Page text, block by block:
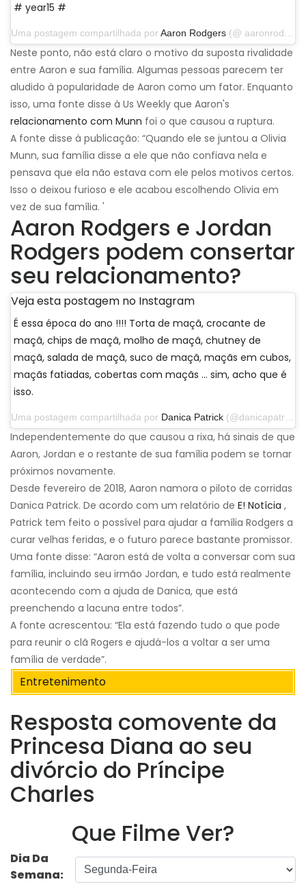
# year15 #
Uma postagem compartilhada por Aaron Rodgers (@ aaronrodgers12) em 4 de setembro de 2019 às 17:14 PDT
Neste ponto, não está claro o motivo da suposta rivalidade
entre Aaron e sua família. Algumas pessoas parecem ter
aludido à popularidade de Aaron como um fator. Enquanto
isso, uma fonte disse à Us Weekly que Aaron's
relacionamento com Munn foi o que causou a ruptura.
A fonte disse à publicação: “Quando ele se juntou a Olivia
Munn, sua família disse a ele que não confiava nela e
pensava que ela não estava com ele pelos motivos certos.
Isso o deixou furioso e ele acabou escolhendo Olivia em
vez de sua família. '
Aaron Rodgers e Jordan
Rodgers podem consertar
seu relacionamento?
Veja esta postagem no Instagram
É essa época do ano !!!! Torta de maçã, crocante de
maçã, chips de maçã, molho de maçã, chutney de
maçã, salada de maçã, suco de maçã, maçãs em cubos,
maçãs fatiadas, cobertas com maçãs ... sim, acho que é
isso.
Uma postagem compartilhada por Danica Patrick (@danicapatrick) em 29 de setembro de 2019 às 14h31 PDT
Independentemente do que causou a rixa, há sinais de que
Aaron, Jordan e o restante de sua família podem se tornar
próximos novamente.
Desde fevereiro de 2018, Aaron namora o piloto de corridas
Danica Patrick. De acordo com um relatório de E! Notícia ,
Patrick tem feito o possível para ajudar a família Rodgers a
curar velhas feridas, e o futuro parece bastante promissor.
Uma fonte disse: “Aaron está de volta a conversar com sua
família, incluindo seu irmão Jordan, e tudo está realmente
acontecendo com a ajuda de Danica, que está
preenchendo a lacuna entre todos”.
A fonte acrescentou: “Ela está fazendo tudo o que pode
para reunir o clã Rogers e ajudá-los a voltar a ser uma
família de verdade”.
Entretenimento
Resposta comovente da
Princesa Diana ao seu
divórcio do Príncipe
Charles
Que Filme Ver?
Dia Da
Semana: